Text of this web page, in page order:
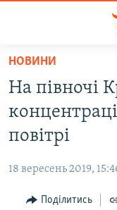
Перейти
основного
матеріалу
Перейти
до
основної
навігації
Перейти
ВІДЕО ТА ФОТО
БЛОГИ
ПОГЛЯД
НОВИНИ
На півночі
повітрі
18 вересень 2019,
Поділитись